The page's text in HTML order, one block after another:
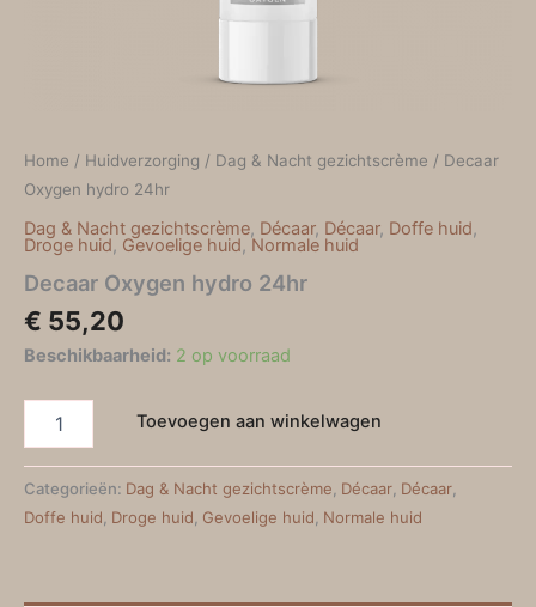
Home / Huidverzorging / Dag & Nacht gezichtscrème / Decaar
Oxygen hydro 24hr
Dag & Nacht gezichtscrème, Décaar, Décaar, Doffe huid,
Droge huid, Gevoelige huid, Normale huid
Decaar Oxygen hydro 24hr
€ 55,20
Beschikbaarheid: 2 op voorraad
Toevoegen aan winkelwagen
Categorieën: Dag & Nacht gezichtscrème, Décaar, Décaar,
Doffe huid, Droge huid, Gevoelige huid, Normale huid